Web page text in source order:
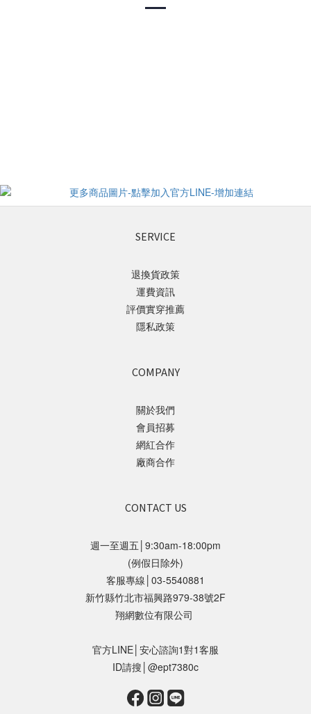
SERVICE
退換貨政策
運費資訊
評價實穿推薦
隱私政策
COMPANY
關於我們
會員招募
網紅合作
廠商合作
CONTACT US
週一至週五│9:30am-18:00pm
(例假日除外)
客服專線│03-5540881
新竹縣竹北市福興路979-38號2F
翔網數位有限公司
官方LINE│安心諮詢1對1客服
ID請搜│@ept7380c